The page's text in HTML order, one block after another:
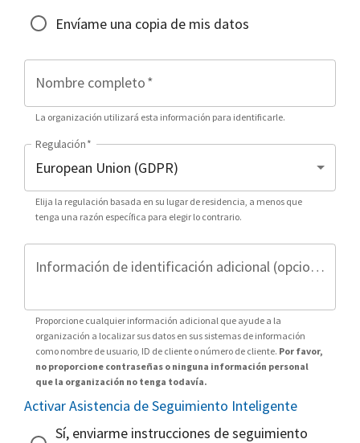
Envíame una copia de mis datos
Nombre completo*
La organización utilizará esta información para identificarle.
Regulación*
Elija la regulación basada en su lugar de residencia, a menos que
tenga una razón específica para elegir lo contrario.
Información de identificación adicional (opcional)
Proporcione cualquier información adicional que ayude a la
organización a localizar sus datos en sus sistemas de información
como nombre de usuario, ID de cliente o número de cliente. Por favor,
no proporcione contraseñas o ninguna información personal
que la organización no tenga todavía.
Activar Asistencia de Seguimiento Inteligente
Sí, enviarme instrucciones de seguimiento